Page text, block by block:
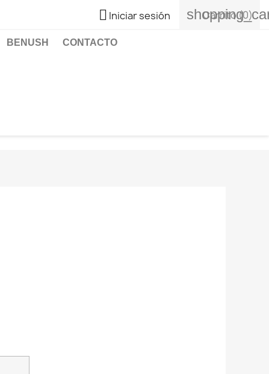
 Iniciar sesión Carrito(0)
BENUSH CONTACTO